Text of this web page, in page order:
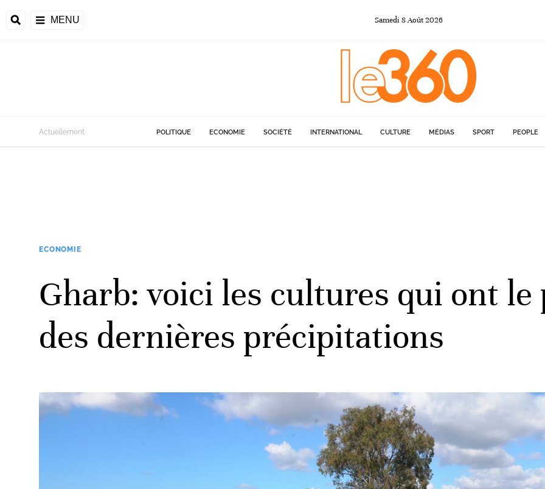
MENU Samedi 8Août2026
Actuellement POLITIQUE ECONOMIE SOCIÉTÉ INTERNATIONAL CULTURE MÉDIAS SPORT PEOPLE
ECONOMIE
Gharb: voici les cultures qui ont le
des dernières précipitations